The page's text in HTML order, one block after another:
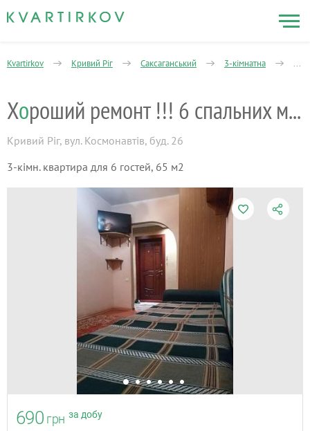
Kvartirkov Кривий Ріг Саксаганський 3-кімнатна
Хо роший ремонт !!! 6 спальних місць
Кривий Ріг, вул. Космонавтів, буд. 26
3-кімн. квартира для 6 гостей, 65 м2
690 грн за добу